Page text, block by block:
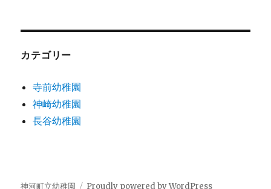
カテゴリー
寺前幼稚園
神崎幼稚園
長谷幼稚園
神河町立幼稚園 Proudly powered by WordPress